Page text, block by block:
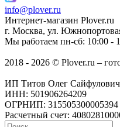
info@plover.ru
Интернет-магазин Plover.ru
г. Москва, ул.
Мы работаем пн-сб: 10:00 -
2018 - 2026 © Plover.ru –
ИП Титов Олег Сайфулович
ИНН: 501906264209
ОГРНИП: 315505300005394
Расчетный счет: